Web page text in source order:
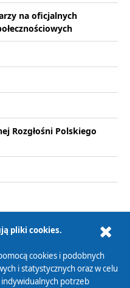
na oficjalnych
Rozgłośni Polskiego
pliki cookies.
cookies i podobnych
i statystycznych oraz w celu
potrzeb